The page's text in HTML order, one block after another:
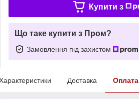
Купити з
Що таке купити з Пром?
Замовлення під захистом
Доставка Оплата